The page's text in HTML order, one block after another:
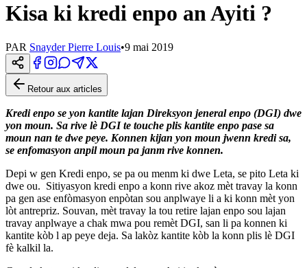
Kisa ki kredi enpo an Ayiti ?
PAR Snayder Pierre Louis•9 mai 2019
Retour aux articles
Kredi enpo se yon kantite lajan Direksyon jeneral enpo (DGI) dwe
yon moun. Sa rive lè DGI te touche plis kantite enpo pase sa
moun nan te dwe peye. Konnen kijan yon moun jwenn kredi sa,
se enfomasyon anpil moun pa janm rive konnen.
Depi w gen Kredi enpo, se pa ou menm ki dwe Leta, se pito Leta ki
dwe ou. Sitiyasyon kredi enpo a konn rive akoz mèt travay la konn
pa gen ase enfòmasyon enpòtan sou anplwaye li a ki konn mèt yon
lòt antrepriz. Souvan, mèt travay la tou retire lajan enpo sou lajan
travay anplwaye a chak mwa pou remèt DGI, san li pa konnen ki
kantite kòb l ap peye deja. Sa lakòz kantite kòb la konn plis lè DGI
fè kalkil la.